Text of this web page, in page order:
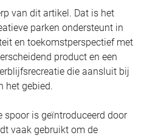
van dit artikel. Dat is het
parken ondersteunt in
en toekomstperspectief met
product en een
die aansluit bij
het gebied.
spoor is geïntroduceerd door
vaak gebruikt om de